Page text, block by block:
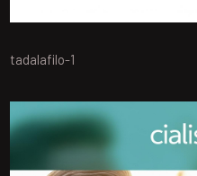
tadalafilo-1